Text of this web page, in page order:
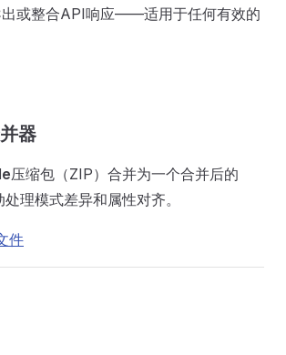
出或整合API响应——适用于任何有效的
器
压缩包（ZIP）合并为一个合并后的
理模式差异和属性对齐。
件